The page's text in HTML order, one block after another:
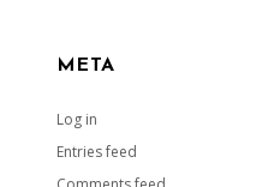
META
Log in
Entries feed